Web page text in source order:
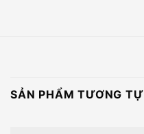
SẢN PHẨM TƯƠNG TỰ